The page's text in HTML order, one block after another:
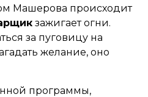
Машерова происходит
зажигает огни.
за пуговицу на
желание, оно
программы,